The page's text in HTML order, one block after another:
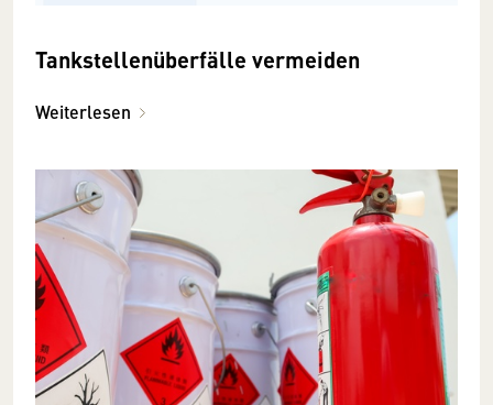
Tankstellenüberfälle vermeiden
Weiterlesen